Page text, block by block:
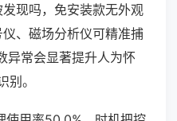
现吗，免安装款无外观
、磁场分析仪可精准捕
异常会显著提升人为怀
。